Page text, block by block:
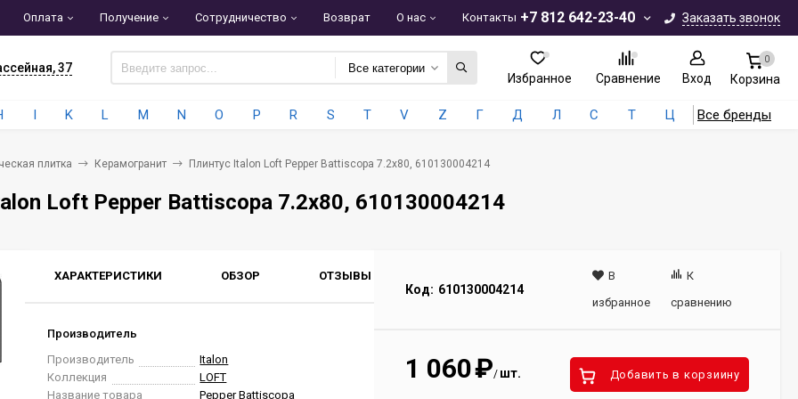
+7 812 642-23-40 Заказать звонок
Оплата Получение Сотрудничество Возврат О нас Контакты
37 Все категории
Избранное Сравнение Вход
0
Корзина
I K L M N O P R S T V Z Г Д Л С Т Ц Все бренды
плитка Керамогранит Плинтус Italon Loft Pepper Battiscopa 7.2x80, 610130004214
Loft Pepper Battiscopa 7.2x80, 610130004214
ХАРАКТЕРИСТИКИ ОБЗОР ОТЗЫВЫ
Производитель
Производитель
Italon
Коллекция
LOFT
Название товара
Pepper Battiscopa
Код: 610130004214
В
избранное
К
сравнению
1 060₽/ шт. Добавить в корзиину